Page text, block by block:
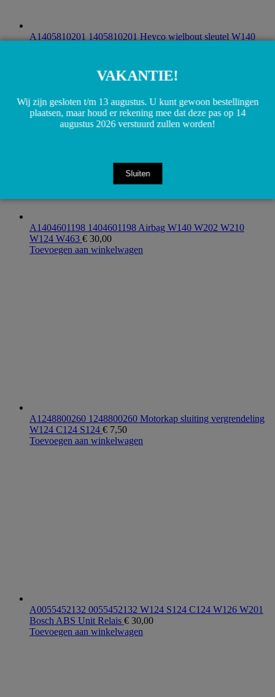
A1405810201 1405810201 Heyco wielbout sleutel W140
A1404601198 1404601198 Airbag W140 W202 W210
W124 W463 € 30,00
Toevoegen aan winkelwagen
A1248800260 1248800260 Motorkap sluiting vergrendeling
W124 C124 S124 € 7,50
Toevoegen aan winkelwagen
A0055452132 0055452132 W124 S124 C124 W126 W201
Bosch ABS Unit Relais € 30,00
Toevoegen aan winkelwagen
VAKANTIE!
Wij zijn gesloten t/m 13 augustus. U kunt gewoon bestellingen
plaatsen, maar houd er rekening mee dat deze pas op 14
augustus 2026 verstuurd zullen worden!
Sluiten